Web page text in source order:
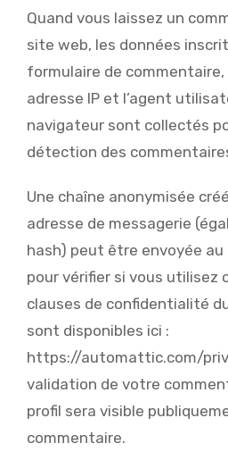
Quand vous laissez un
site web, les données
formulaire de
adresse IP et l’agent
navigateur sont collectés
détection des
Une chaîne anonymisée
adresse de messagerie
hash) peut être envoyée
pour vérifier si vous utilisez
clauses de confidentialité
sont disponibles ici :
https://automattic.com/
validation de votre
profil sera visible
commentaire.